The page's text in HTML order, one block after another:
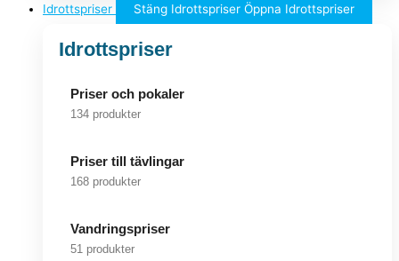
Idrottspriser Stäng Idrottspriser Öppna Idrottspriser
Idrottspriser
Priser och pokaler
134 produkter
Priser till tävlingar
168 produkter
Vandringspriser
51 produkter